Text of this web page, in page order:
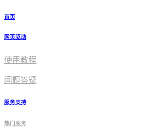
首页
网页驱动
使用教程​
问题答疑
服务支持
热门服务